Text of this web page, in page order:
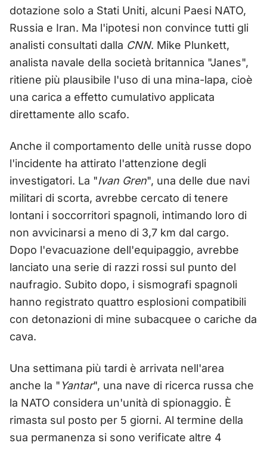
dotazione solo a Stati Uniti, alcuni Paesi NATO,
Russia e Iran. Ma l'ipotesi non convince tutti gli
analisti consultati dalla CNN. Mike Plunkett,
analista navale della società britannica "Janes",
ritiene più plausibile l'uso di una mina-lapa, cioè
una carica a effetto cumulativo applicata
direttamente allo scafo.
Anche il comportamento delle unità russe dopo
l'incidente ha attirato l'attenzione degli
investigatori. La "Ivan Gren", una delle due navi
militari di scorta, avrebbe cercato di tenere
lontani i soccorritori spagnoli, intimando loro di
non avvicinarsi a meno di 3,7 km dal cargo.
Dopo l'evacuazione dell'equipaggio, avrebbe
lanciato una serie di razzi rossi sul punto del
naufragio. Subito dopo, i sismografi spagnoli
hanno registrato quattro esplosioni compatibili
con detonazioni di mine subacquee o cariche da
cava.
Una settimana più tardi è arrivata nell'area
anche la " Yantar", una nave di ricerca russa che
la NATO considera un'unità di spionaggio. È
rimasta sul posto per 5 giorni. Al termine della
sua permanenza si sono verificate altre 4